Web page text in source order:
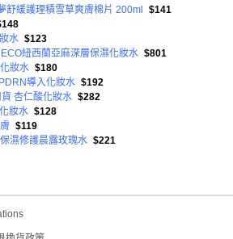
舒緩護理積雪草爽膚棉片 200ml
$141
水 $123
紐西蘭亞麻深層保濕化妝水 $801
妝水 $180
導入化妝水 $192
杏仁酸化妝水 $282
妝水 $128
$119
濕修護晨露玫瑰水 $221